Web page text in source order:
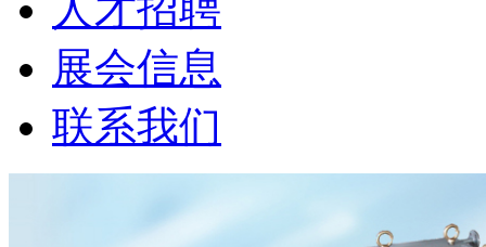
展会信息
联系我们